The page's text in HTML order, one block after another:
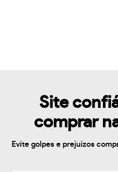
Site
comprar
Evite golpes e prejuízos